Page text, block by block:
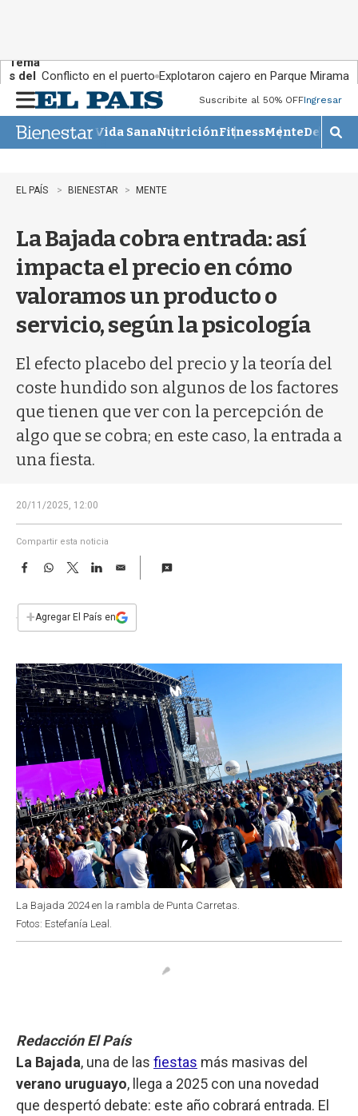
Tema
s del
día:
Conflicto en el puerto Explotaron cajero en Parque Miramar
n
u
Suscribite al 50% OFFIngresar
Vida SanaNutriciónFitnessMente
M
o
EL PAÍS BIENESTAR MENTE
La Bajada cobra entrada: así
impacta el precio en cómo
valoramos un producto o
servicio, según la psicología
El efecto placebo del precio y la teoría del
coste hundido son algunos de los factores
que tienen que ver con la percepción de
algo que se cobra; en este caso, la entrada a
una fiesta.
20/11/2025, 12:00
Compartir esta noticia
F
e
b
k
W
s
p
T
w
t
L
n
E
i
l
+Agregar El País en
La Bajada 2024 en la rambla de Punta Carretas.
Fotos: Estefanía Leal.
Redacción El País
La Bajada, una de las fiestas más masivas del
verano uruguayo, llega a 2025 con una novedad
que despertó debate: este año cobrará entrada. El